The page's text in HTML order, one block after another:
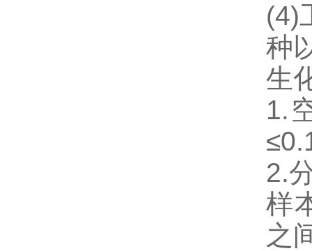
(4)
种
生
1.
2.
样
之